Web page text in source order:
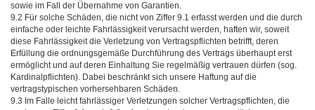
sowie im Fall der Übernahme von Garantien.
9.2 Für solche Schäden, die nicht von Ziffer 9.1 erfasst werden und die durch
einfache oder leichte Fahrlässigkeit verursacht werden, haften wir, soweit
diese Fahrlässigkeit die Verletzung von Vertragspflichten betrifft, deren
Erfüllung die ordnungsgemäße Durchführung des Vertrags überhaupt erst
ermöglicht und auf deren Einhaltung Sie regelmäßig vertrauen dürfen (sog.
Kardinalpflichten). Dabei beschränkt sich unsere Haftung auf die
vertragstypischen vorhersehbaren Schäden.
9.3 Im Falle leicht fahrlässiger Verletzungen solcher Vertragspflichten, die